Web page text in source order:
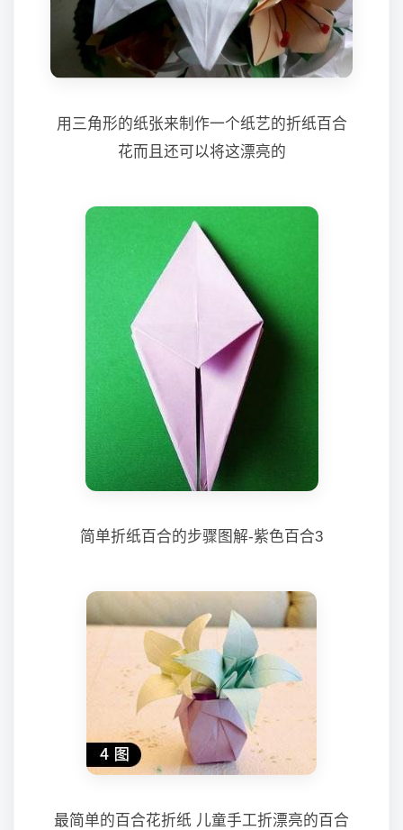
用三角形的纸张来制作一个纸艺的折纸百合
花而且还可以将这漂亮的
简单折纸百合的步骤图解-紫色百合3
最简单的百合花折纸 儿童手工折漂亮的百合